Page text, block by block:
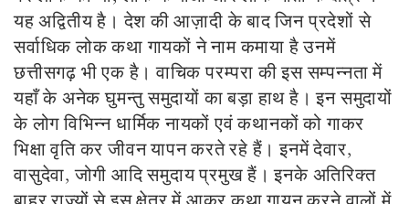
यह अद्वितीय है। देश की आज़ादी के बाद जिन प्रदेशों से
सर्वाधिक लोक कथा गायकों ने नाम कमाया है उनमें
छत्तीसगढ़ भी एक है। वाचिक परम्परा की इस सम्पन्नता में
यहाँ के अनेक घुमन्तु समुदायों का बड़ा हाथ है। इन समुदायों
के लोग विभिन्न धार्मिक नायकों एवं कथानकों को गाकर
भिक्षा वृति कर जीवन यापन करते रहे हैं। इनमें देवार,
वासुदेवा, जोगी आदि समुदाय प्रमुख हैं। इनके अतिरिक्त